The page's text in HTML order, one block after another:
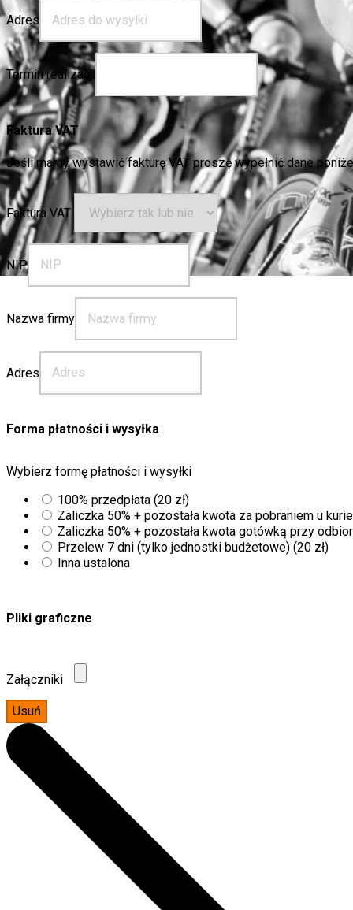
Adres
Termin realizacji
Faktura VAT
Jeśli mamy wystawić fakturę VAT proszę wypełnić dane
Faktura VAT
NIP
Nazwa firmy
Adres
Forma płatności i wysyłka
Wybierz formę płatności i wysyłki
100% przedpłata (20 zł)
Zaliczka 50% + pozostała kwota za pobraniem u
Zaliczka 50% + pozostała kwota gotówką przy
Przelew 7 dni (tylko jednostki budżetowe) (20 zł)
Inna ustalona
Pliki graficzne
Załączniki
Usuń